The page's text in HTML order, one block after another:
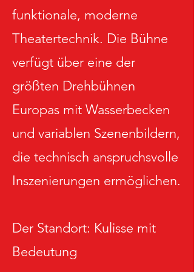
funktionale, moderne
Theatertechnik. Die Bühne
verfügt über eine der
größten Drehbühnen
Europas mit Wasserbecken
und variablen Szenenbildern,
die technisch anspruchsvolle
Inszenierungen ermöglichen.
Der Standort: Kulisse mit
Bedeutung